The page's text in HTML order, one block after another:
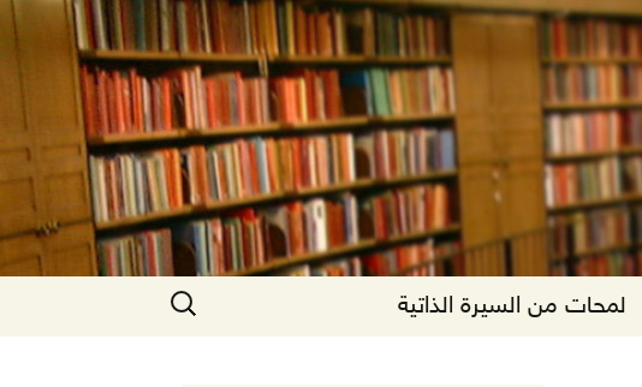
لمحات من السيرة الذاتية
البحث
عن: